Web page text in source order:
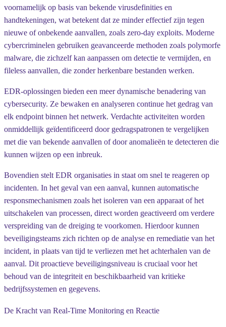
voornamelijk op basis van bekende virusdefinities en
handtekeningen, wat betekent dat ze minder effectief zijn tegen
nieuwe of onbekende aanvallen, zoals zero-day exploits. Moderne
cybercriminelen gebruiken geavanceerde methoden zoals polymorfe
malware, die zichzelf kan aanpassen om detectie te vermijden, en
fileless aanvallen, die zonder herkenbare bestanden werken.
EDR-oplossingen bieden een meer dynamische benadering van
cybersecurity. Ze bewaken en analyseren continue het gedrag van
elk endpoint binnen het netwerk. Verdachte activiteiten worden
onmiddellijk geïdentificeerd door gedragspatronen te vergelijken
met die van bekende aanvallen of door anomalieën te detecteren die
kunnen wijzen op een inbreuk.
Bovendien stelt EDR organisaties in staat om snel te reageren op
incidenten. In het geval van een aanval, kunnen automatische
responsmechanismen zoals het isoleren van een apparaat of het
uitschakelen van processen, direct worden geactiveerd om verdere
verspreiding van de dreiging te voorkomen. Hierdoor kunnen
beveiligingsteams zich richten op de analyse en remediatie van het
incident, in plaats van tijd te verliezen met het achterhalen van de
aanval. Dit proactieve beveiligingsniveau is cruciaal voor het
behoud van de integriteit en beschikbaarheid van kritieke
bedrijfssystemen en gegevens.
De Kracht van Real-Time Monitoring en Reactie